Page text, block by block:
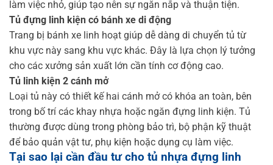
làm việc nhỏ, giúp tạo nên sự ngăn nắp và thuận tiện.
Tủ đựng linh kiện có bánh xe di động
Trang bị bánh xe linh hoạt giúp dễ dàng di chuyển tủ từ
khu vực này sang khu vực khác. Đây là lựa chọn lý tưởng
cho các xưởng sản xuất lớn cần tính cơ động cao.
Tủ linh kiện 2 cánh mở
Loại tủ này có thiết kế hai cánh mở có khóa an toàn, bên
trong bố trí các khay nhựa hoặc ngăn đựng linh kiện. Tủ
thường được dùng trong phòng bảo trì, bộ phận kỹ thuật
để bảo quản vật tư, phụ kiện hoặc dụng cụ làm việc.
Tại sao lại cần đầu tư cho tủ nhựa đựng linh